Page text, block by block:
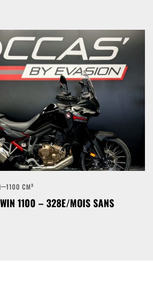
1100 CM³
1100 – 328E/MOIS SANS